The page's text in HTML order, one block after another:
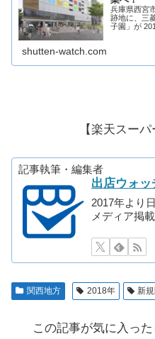
兵庫県西宮
跡地に、三
子園」が
shutten-watch.com
【楽天スー
記事執筆・編集者
出店ウォッ
2017年より
メディア掲
関西地方 2018年 新
この記事が気に入っ